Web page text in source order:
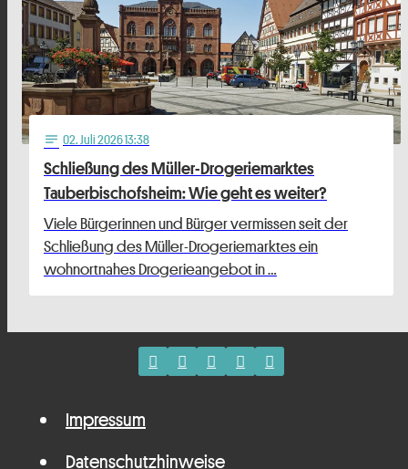
notes 02. Juli 2026 13:38
Schließung des Müller-Drogeriemarktes
Tauberbischofsheim: Wie geht es weiter?
Viele Bürgerinnen und Bürger vermissen seit der
Schließung des Müller-Drogeriemarktes ein
wohnortnahes Drogerieangebot in …
Impressum
Datenschutzhinweise